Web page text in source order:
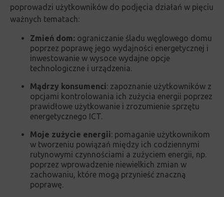
poprowadzi użytkowników do podjęcia działań w pięciu
ważnych tematach:
Zmień dom: ograniczanie śladu węglowego domu
poprzez poprawę jego wydajności energetycznej i
inwestowanie w wysoce wydajne opcje
technologiczne i urządzenia.
Mądrzy konsumenci: zapoznanie użytkowników z
opcjami kontrolowania ich zużycia energii poprzez
prawidłowe użytkowanie i zrozumienie sprzętu
energetycznego ICT.
Moje zużycie energii: pomaganie użytkownikom
w tworzeniu powiązań między ich codziennymi
rutynowymi czynnościami a zużyciem energii, np.
poprzez wprowadzenie niewielkich zmian w
zachowaniu, które mogą przynieść znaczną
poprawę.